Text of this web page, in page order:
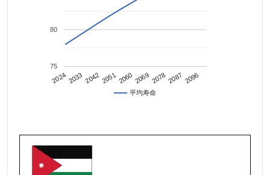
平均寿命
2024 2033204220512060 2069 20782087 2096
75
80